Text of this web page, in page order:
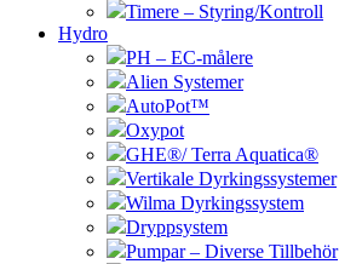
Timere – Styring/Kontroll
Hydro
PH – EC-målere
Alien Systemer
AutoPot™
Oxypot
GHE®/ Terra Aquatica®
Vertikale Dyrkingssystemer
Wilma Dyrkingssystem
Dryppsystem
Pumpar – Diverse Tillbehör